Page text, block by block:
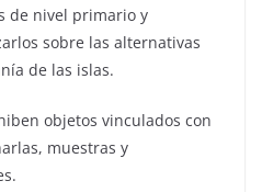
de nivel primario y
sobre las alternativas
de las islas.
objetos vinculados con
muestras y